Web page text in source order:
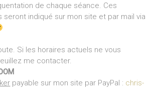
de chaque séance. Ces
seront indiqué sur mon site et par mail via
Si les horaires actuels ne vous
me contacter.
payable sur mon site par PayPal : chris-